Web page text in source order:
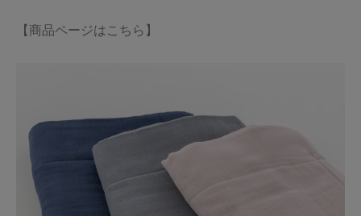
【商品ページはこちら】